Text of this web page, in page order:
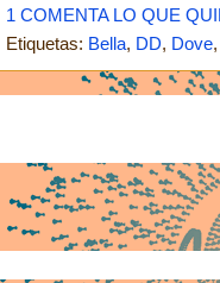
1 COMENTA LO QUE
Etiquetas: Bella, DD, Dove,